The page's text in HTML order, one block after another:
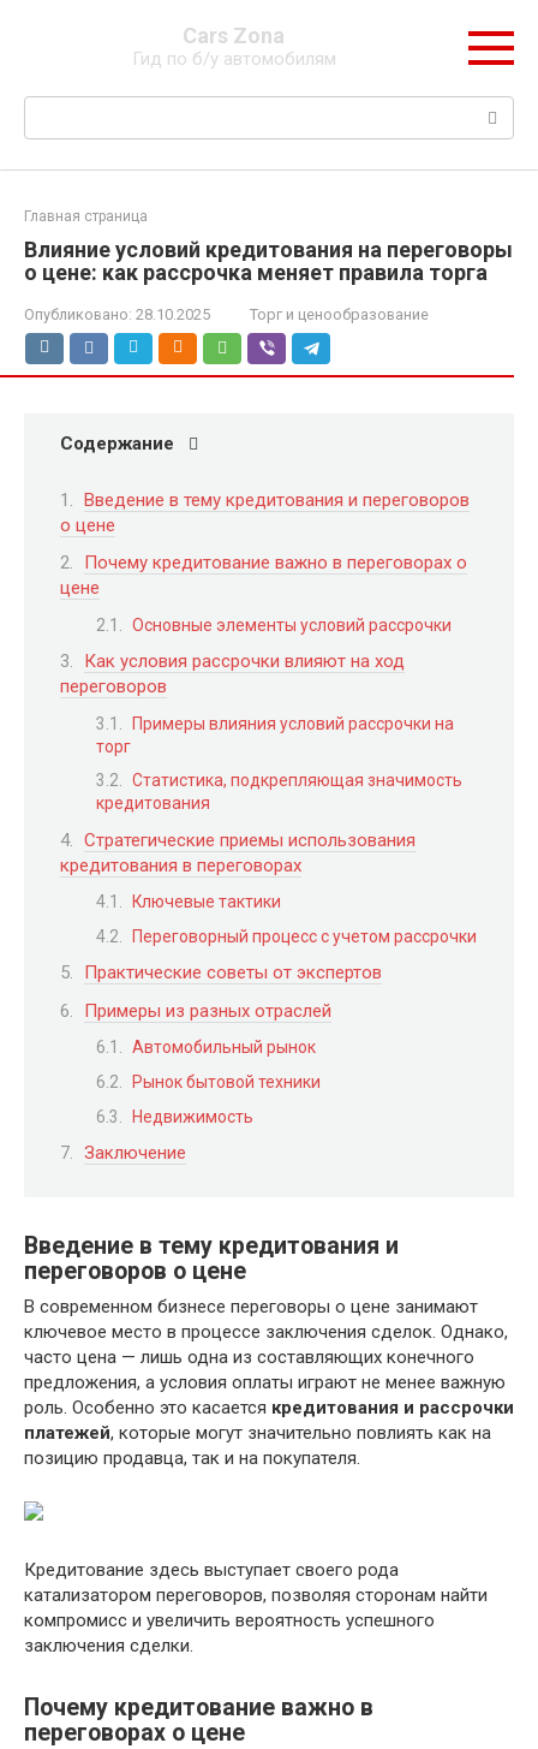
Cars Zona
Гид по б/у автомобилям
Поиск:
Главная страница
Влияние условий кредитования на переговоры
о цене: как рассрочка меняет правила торга
Опубликовано: 28.10.2025 Торг и ценообразование
Содержание
Введение в тему кредитования и переговоров
о цене
Почему кредитование важно в переговорах о
цене
Основные элементы условий рассрочки
Как условия рассрочки влияют на ход
переговоров
Примеры влияния условий рассрочки на
торг
Статистика, подкрепляющая значимость
кредитования
Стратегические приемы использования
кредитования в переговорах
Ключевые тактики
Переговорный процесс с учетом рассрочки
Практические советы от экспертов
Примеры из разных отраслей
Автомобильный рынок
Рынок бытовой техники
Недвижимость
Заключение
Введение в тему кредитования и
переговоров о цене
В современном бизнесе переговоры о цене занимают
ключевое место в процессе заключения сделок. Однако,
часто цена — лишь одна из составляющих конечного
предложения, а условия оплаты играют не менее важную
роль. Особенно это касается кредитования и рассрочки
платежей, которые могут значительно повлиять как на
позицию продавца, так и на покупателя.
Кредитование здесь выступает своего рода
катализатором переговоров, позволяя сторонам найти
компромисс и увеличить вероятность успешного
заключения сделки.
Почему кредитование важно в
переговорах о цене